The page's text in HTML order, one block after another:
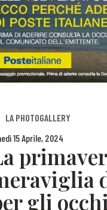
LA PHOTOGALLERY
15 Aprile, 2024
gli